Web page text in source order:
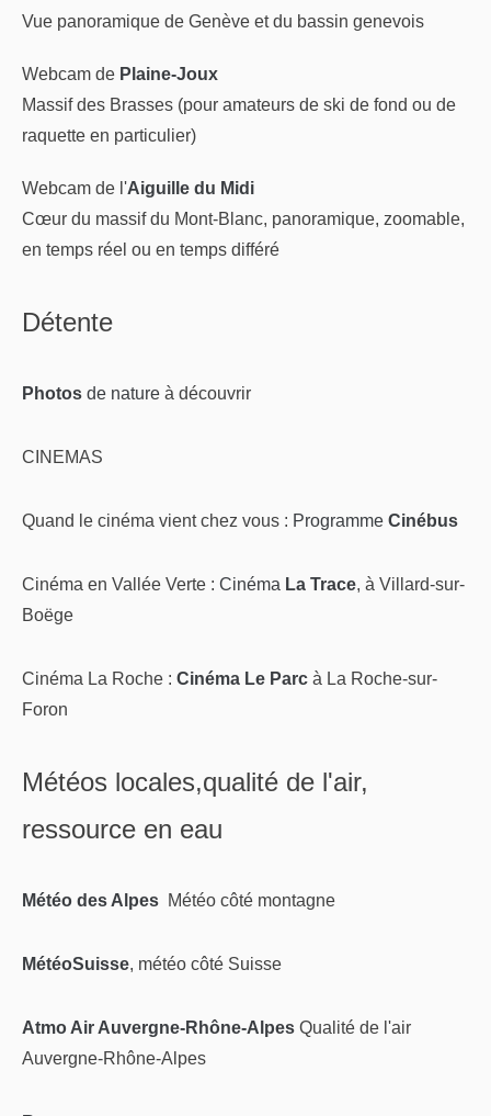
Vue panoramique de Genève et du bassin genevois
Webcam de Plaine-Joux
Massif des Brasses (pour amateurs de ski de fond ou de
raquette en particulier)
Webcam de l'Aiguille du Midi
Cœur du massif du Mont-Blanc, panoramique, zoomable,
en temps réel ou en temps différé
Détente
Photos de nature à découvrir
CINEMAS
Quand le cinéma vient chez vous : Programme Cinébus
Cinéma en Vallée Verte : Cinéma La Trace, à Villard-sur-
Boëge
Cinéma La Roche : Cinéma Le Parc à La Roche-sur-
Foron
Météos locales,qualité de l'air,
ressource en eau
Météo des Alpes Météo côté montagne
MétéoSuisse, météo côté Suisse
Atmo Air Auvergne-Rhône-Alpes Qualité de l'air
Auvergne-Rhône-Alpes